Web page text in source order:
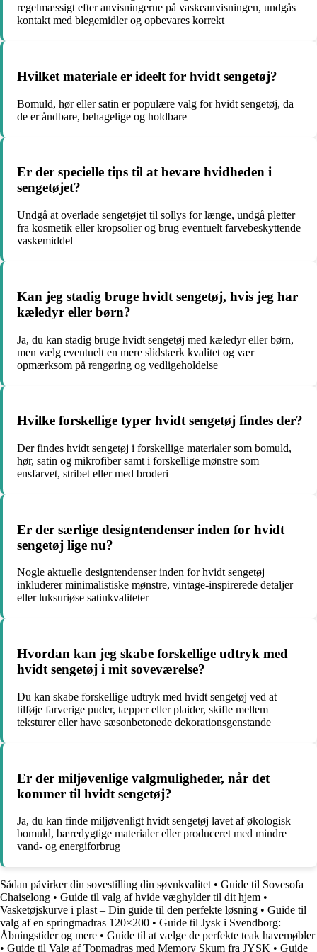
regelmæssigt efter anvisningerne på vaskeanvisningen, undgås
kontakt med blegemidler og opbevares korrekt
Hvilket materiale er ideelt for hvidt sengetøj?
Bomuld, hør eller satin er populære valg for hvidt sengetøj, da
de er åndbare, behagelige og holdbare
Er der specielle tips til at bevare hvidheden i
sengetøjet?
Undgå at overlade sengetøjet til sollys for længe, undgå pletter
fra kosmetik eller kropsolier og brug eventuelt farvebeskyttende
vaskemiddel
Kan jeg stadig bruge hvidt sengetøj, hvis jeg har
kæledyr eller børn?
Ja, du kan stadig bruge hvidt sengetøj med kæledyr eller børn,
men vælg eventuelt en mere slidstærk kvalitet og vær
opmærksom på rengøring og vedligeholdelse
Hvilke forskellige typer hvidt sengetøj findes der?
Der findes hvidt sengetøj i forskellige materialer som bomuld,
hør, satin og mikrofiber samt i forskellige mønstre som
ensfarvet, stribet eller med broderi
Er der særlige designtendenser inden for hvidt
sengetøj lige nu?
Nogle aktuelle designtendenser inden for hvidt sengetøj
inkluderer minimalistiske mønstre, vintage-inspirerede detaljer
eller luksuriøse satinkvaliteter
Hvordan kan jeg skabe forskellige udtryk med
hvidt sengetøj i mit soveværelse?
Du kan skabe forskellige udtryk med hvidt sengetøj ved at
tilføje farverige puder, tæpper eller plaider, skifte mellem
teksturer eller have sæsonbetonede dekorationsgenstande
Er der miljøvenlige valgmuligheder, når det
kommer til hvidt sengetøj?
Ja, du kan finde miljøvenligt hvidt sengetøj lavet af økologisk
bomuld, bæredygtige materialer eller produceret med mindre
vand- og energiforbrug
Sådan påvirker din sovestilling din søvnkvalitet • Guide til Sovesofa
Chaiselong • Guide til valg af hvide væghylder til dit hjem •
Vasketøjskurve i plast – Din guide til den perfekte løsning • Guide til
valg af en springmadras 120×200 • Guide til Jysk i Svendborg:
Åbningstider og mere • Guide til at vælge de perfekte teak havemøbler
• Guide til Valg af Topmadras med Memory Skum fra JYSK • Guide